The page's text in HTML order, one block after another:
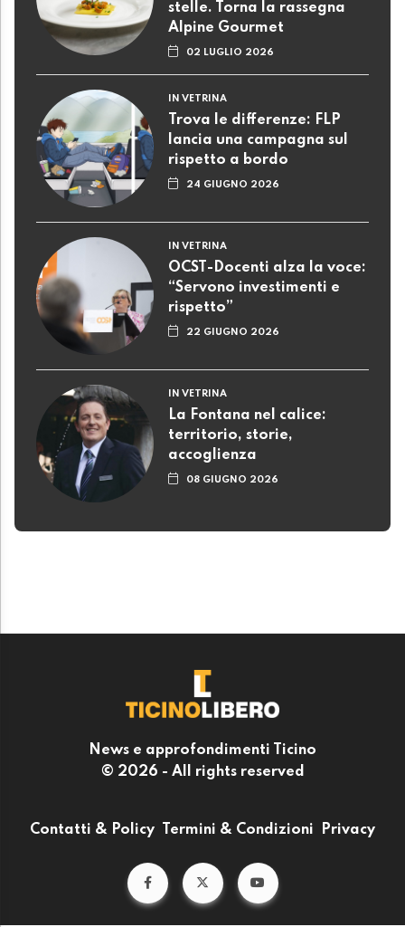
stelle. Torna la rassegna
Alpine Gourmet
02 LUGLIO 2026
IN VETRINA
Trova le differenze: FLP
lancia una campagna sul
rispetto a bordo
24 GIUGNO 2026
IN VETRINA
OCST-Docenti alza la voce:
“Servono investimenti e
rispetto”
22 GIUGNO 2026
IN VETRINA
La Fontana nel calice:
territorio, storie,
accoglienza
08 GIUGNO 2026
News e approfondimenti Ticino
© 2026 - All rights reserved
Contatti & Policy Termini & Condizioni Privacy